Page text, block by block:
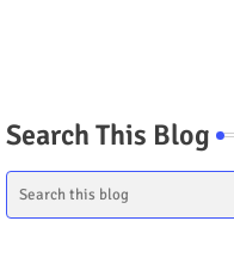
Search This Blog